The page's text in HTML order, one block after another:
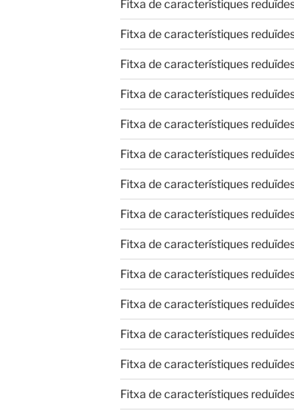
Fitxa de característiques
Fitxa de característiques
Fitxa de característiques
Fitxa de característiques
Fitxa de característiques
Fitxa de característiques
Fitxa de característiques
Fitxa de característiques
Fitxa de característiques
Fitxa de característiques
Fitxa de característiques
Fitxa de característiques
Fitxa de característiques
Fitxa de característiques